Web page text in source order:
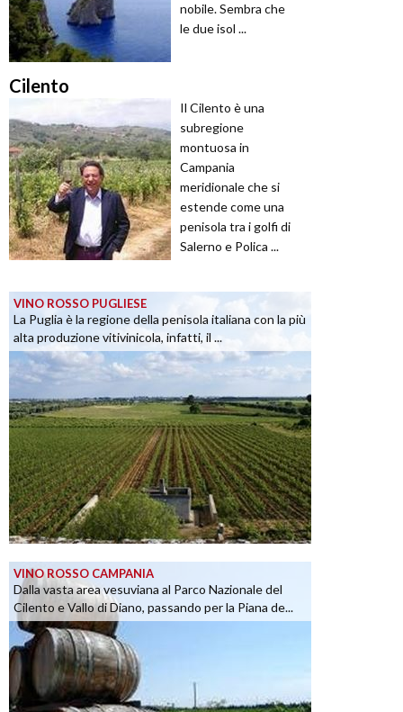
nobile. Sembra che
le due isol ...
Cilento
Il Cilento è una
subregione
montuosa in
Campania
meridionale che si
estende come una
penisola tra i golfi di
Salerno e Polica ...
VINO ROSSO PUGLIESE
La Puglia è la regione della penisola italiana con la più
alta produzione vitivinicola, infatti, il ...
VINO ROSSO CAMPANIA
Dalla vasta area vesuviana al Parco Nazionale del
Cilento e Vallo di Diano, passando per la Piana de...